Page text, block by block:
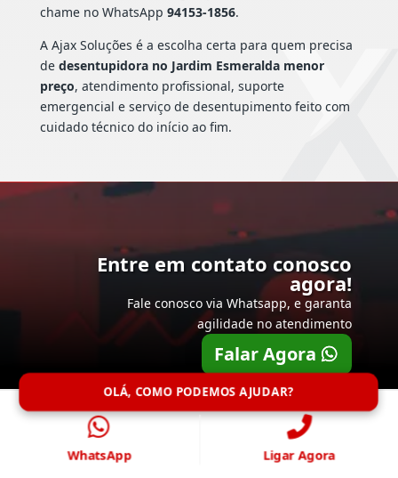
chame no WhatsApp 94153-1856.
A Ajax Soluções é a escolha certa para quem precisa
de desentupidora no Jardim Esmeralda menor
preço, atendimento profissional, suporte
emergencial e serviço de desentupimento feito com
cuidado técnico do início ao fim.
Entre em contato conosco
agora!
Fale conosco via Whatsapp, e garanta
agilidade no atendimento
Falar Agora
OLÁ, COMO PODEMOS AJUDAR?
WhatsApp Ligar Agora